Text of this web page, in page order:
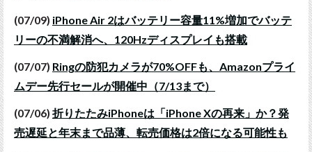
(07/09) iPhone Air 2はバッテリー容量11%増加でバッテ
リーの不満解消へ、120Hzディスプレイも搭載
(07/07) Ringの防犯カメラが70%OFFも、Amazonプライ
ムデー先行セールが開催中（7/13まで）
(07/06) 折りたたみiPhoneは「iPhone Xの再来」か？発
売遅延と年末まで品薄、転売価格は2倍になる可能性も